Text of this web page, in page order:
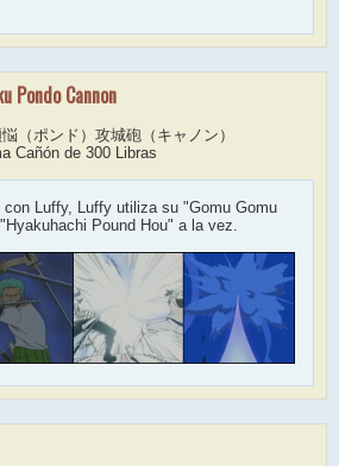
Pondo Cannon
（ポンド）攻城砲（キャノン）
Cañón de 300 Libras
con Luffy, Luffy utiliza su "Gomu Gomu
Pound Hou" a la vez.